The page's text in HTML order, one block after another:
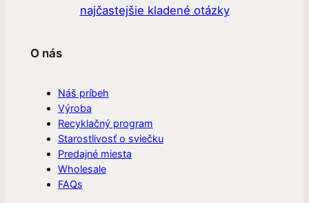
najčastejšie kladené otázky
O nás
Náš príbeh
Výroba
Recyklačný program
Starostlivosť o sviečku
Predajné miesta
Wholesale
FAQs